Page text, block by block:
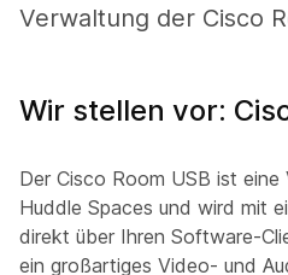
Verwaltung der Cisco
Wir stellen vor:
Der Cisco Room USB ist
Huddle Spaces und wird mit
direkt über Ihren Software-
ein großartiges Video- und